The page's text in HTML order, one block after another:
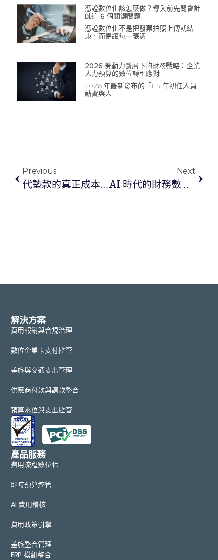
憑證數位化該怎麼做？導入前先問會計
師這 6 個關鍵問題
憑證數位化不是把發票拍照上傳就結
束，而是讓每一張憑
2026 勞動力斷層下的財務戰略：企業
人力預算的數位轉型應對
2026 年最新發布的「114 年初任人員
薪資與人
Previous
代墊款的真正成本不是金額：CFO 應該建立的支出治理，而不只是報銷規範
Next
AI 時代的財務數位轉型！COMMEET 智能憑證管理解放財務人力
解決方案
費用報銷與合規治理
數位企業卡支付控管
差旅與交通支出管理
供應商付款與請款整合
預算水位與支出控管
產品服務
費用流程數位化
即時預算控管
AI 費用稽核
費用政策引擎
差旅整合管理
ERP 模組整合